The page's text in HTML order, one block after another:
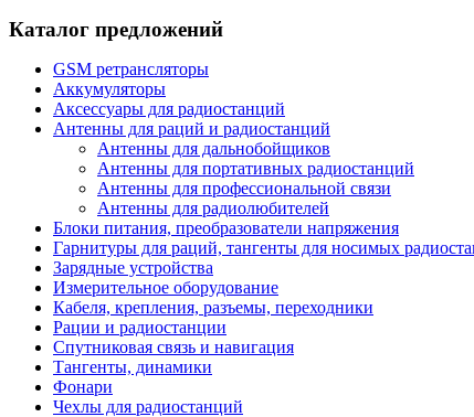
Каталог предложений
GSM ретрансляторы
Аккумуляторы
Аксессуары для радиостанций
Антенны для раций и радиостанций
Антенны для дальнобойщиков
Антенны для портативных радиостанций
Антенны для профессиональной связи
Антенны для радиолюбителей
Блоки питания, преобразователи напряжения
Гарнитуры для раций, тангенты для носимых
Зарядные устройства
Измерительное оборудование
Кабеля, крепления, разъемы, переходники
Рации и радиостанции
Спутниковая связь и навигация
Тангенты, динамики
Фонари
Чехлы для радиостанций